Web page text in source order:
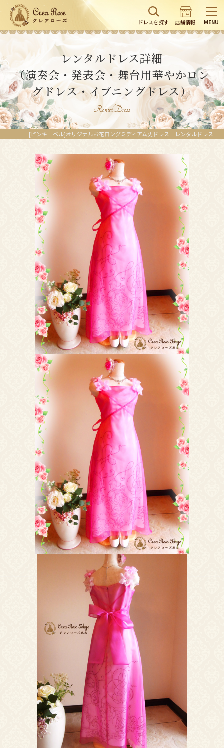
ドレスを探す 店舗情報 MENU
レンタルドレス詳細
（演奏会・発表会・舞台用華やかロン
グドレス・イブニングドレス）
Rental Dress
[ピンキーベル]オリジナルお花ロングミディアム丈ドレス｜レンタルドレスのクレアローズ東京